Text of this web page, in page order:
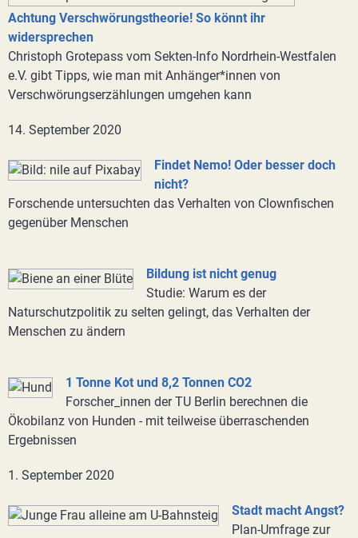
Achtung Verschwörungstheorie! So könnt ihr
widersprechen
Christoph Grotepass vom Sekten-Info Nordrhein-Westfalen
e.V. gibt Tipps, wie man mit Anhänger*innen von
Verschwörungserzählungen umgehen kann
14. September 2020
Findet Nemo! Oder besser doch
nicht?
Forschende untersuchten das Verhalten von Clownfischen
gegenüber Menschen
Bildung ist nicht genug
Studie: Warum es der
Naturschutzpolitik zu selten gelingt, das Verhalten der
Menschen zu ändern
1 Tonne Kot und 8,2 Tonnen CO2
Forscher_innen der TU Berlin berechnen die
Ökobilanz von Hunden - mit teilweise überraschenden
Ergebnissen
1. September 2020
Stadt macht Angst?
Plan-Umfrage zur